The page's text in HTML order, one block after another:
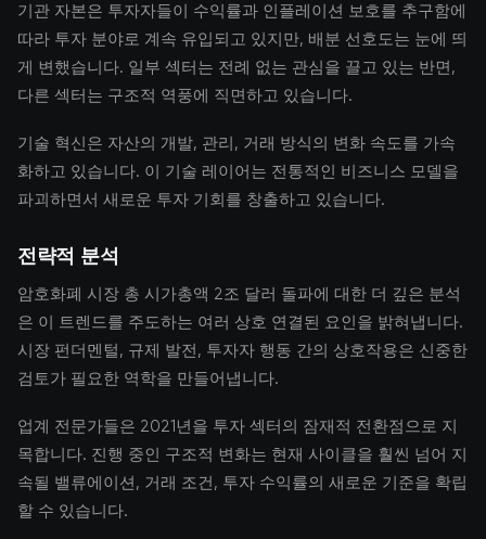
기관 자본은 투자자들이 수익률과 인플레이션 보호를 추구함에
따라 투자 분야로 계속 유입되고 있지만, 배분 선호도는 눈에 띄
게 변했습니다. 일부 섹터는 전례 없는 관심을 끌고 있는 반면,
다른 섹터는 구조적 역풍에 직면하고 있습니다.
기술 혁신은 자산의 개발, 관리, 거래 방식의 변화 속도를 가속
화하고 있습니다. 이 기술 레이어는 전통적인 비즈니스 모델을
파괴하면서 새로운 투자 기회를 창출하고 있습니다.
전략적 분석
암호화폐 시장 총 시가총액 2조 달러 돌파에 대한 더 깊은 분석
은 이 트렌드를 주도하는 여러 상호 연결된 요인을 밝혀냅니다.
시장 펀더멘털, 규제 발전, 투자자 행동 간의 상호작용은 신중한
검토가 필요한 역학을 만들어냅니다.
업계 전문가들은 2021년을 투자 섹터의 잠재적 전환점으로 지
목합니다. 진행 중인 구조적 변화는 현재 사이클을 훨씬 넘어 지
속될 밸류에이션, 거래 조건, 투자 수익률의 새로운 기준을 확립
할 수 있습니다.